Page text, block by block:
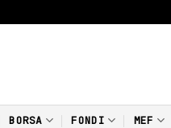
BORSA FONDI MEF